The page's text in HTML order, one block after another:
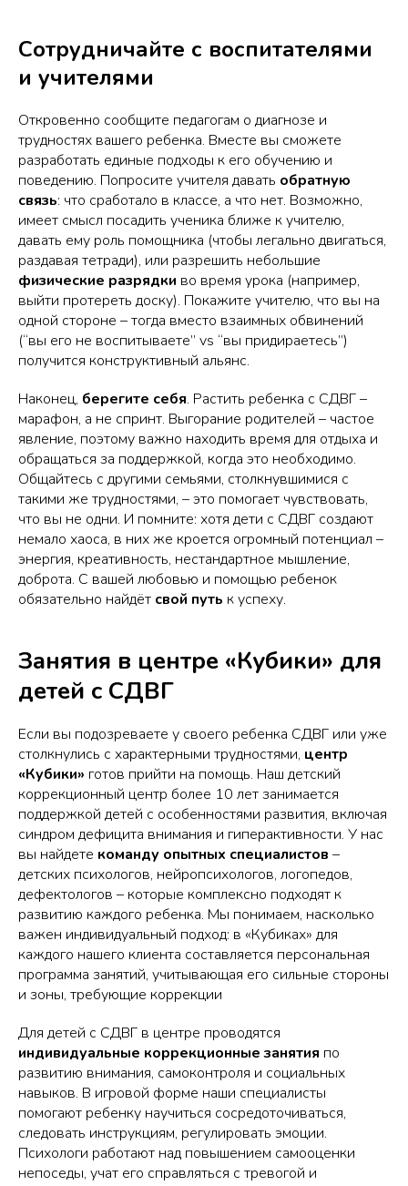
Сотрудничайте с воспитателями
и учителями
Откровенно сообщите педагогам о диагнозе и
трудностях вашего ребенка. Вместе вы сможете
разработать единые подходы к его обучению и
поведению. Попросите учителя давать обратную
связь: что сработало в классе, а что нет. Возможно,
имеет смысл посадить ученика ближе к учителю,
давать ему роль помощника (чтобы легально двигаться,
раздавая тетради), или разрешить небольшие
физические разрядки во время урока (например,
выйти протереть доску). Покажите учителю, что вы на
одной стороне – тогда вместо взаимных обвинений
(“вы его не воспитываете” vs “вы придираетесь”)
получится конструктивный альянс.
Наконец, берегите себя. Растить ребенка с СДВГ –
марафон, а не спринт. Выгорание родителей – частое
явление, поэтому важно находить время для отдыха и
обращаться за поддержкой, когда это необходимо.
Общайтесь с другими семьями, столкнувшимися с
такими же трудностями, – это помогает чувствовать,
что вы не одни. И помните: хотя дети с СДВГ создают
немало хаоса, в них же кроется огромный потенциал –
энергия, креативность, нестандартное мышление,
доброта. С вашей любовью и помощью ребенок
обязательно найдёт свой путь к успеху.
Занятия в центре «Кубики» для
детей с СДВГ
Если вы подозреваете у своего ребенка СДВГ или уже
столкнулись с характерными трудностями, центр
«Кубики» готов прийти на помощь. Наш детский
коррекционный центр более 10 лет занимается
поддержкой детей с особенностями развития, включая
синдром дефицита внимания и гиперактивности. У нас
вы найдете команду опытных специалистов –
детских психологов, нейропсихологов, логопедов,
дефектологов – которые комплексно подходят к
развитию каждого ребенка. Мы понимаем, насколько
важен индивидуальный подход: в «Кубиках» для
каждого нашего клиента составляется персональная
программа занятий, учитывающая его сильные стороны
и зоны, требующие коррекции
Для детей с СДВГ в центре проводятся
индивидуальные коррекционные занятия по
развитию внимания, самоконтроля и социальных
навыков. В игровой форме наши специалисты
помогают ребенку научиться сосредоточиваться,
следовать инструкциям, регулировать эмоции.
Психологи работают над повышением самооценки
непоседы, учат его справляться с тревогой и